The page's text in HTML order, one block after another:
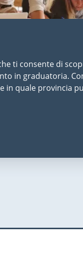
ti consente di
in graduatoria.
in quale provincia